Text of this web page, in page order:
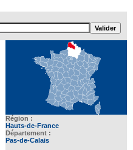
Région :
Hauts-de-France
Département :
Pas-de-Calais